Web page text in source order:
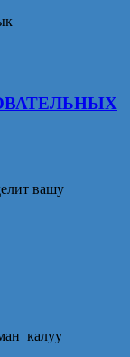
вашу
калуу